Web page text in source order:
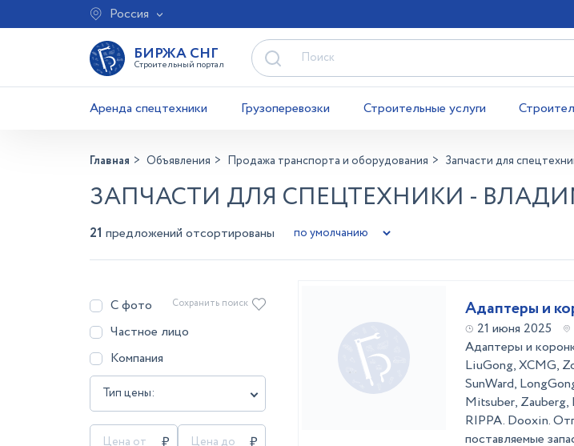
Россия
БИРЖА СНГ
Строительный портал
Аренда спецтехники Грузоперевозки Строительные услуги
Главная Объявления Продажа транспорта и оборудования Запчасти для
ЗАПЧАСТИ ДЛЯ СПЕЦТЕХНИКИ -
21 предложений отсортированы
С фото
Частное лицо
Компания
Тип цены:
Сохранить поиск Адаптеры и
21 июня 2025
Адаптеры и
LiuGong, XCMG,
SunWard,
Mitsuber,
RIPPA. Dooxin.
поставляемые